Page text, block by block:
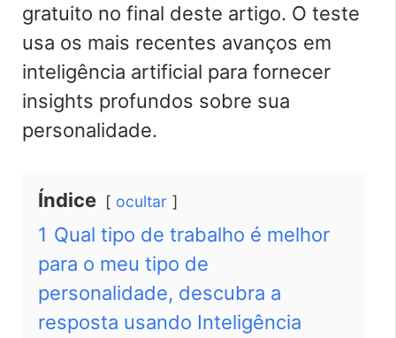
gratuito no final deste artigo. O teste
usa os mais recentes avanços em
inteligência artificial para fornecer
insights profundos sobre sua
personalidade.
Índice ocultar
1 Qual tipo de trabalho é melhor
para o meu tipo de
personalidade, descubra a
resposta usando Inteligência